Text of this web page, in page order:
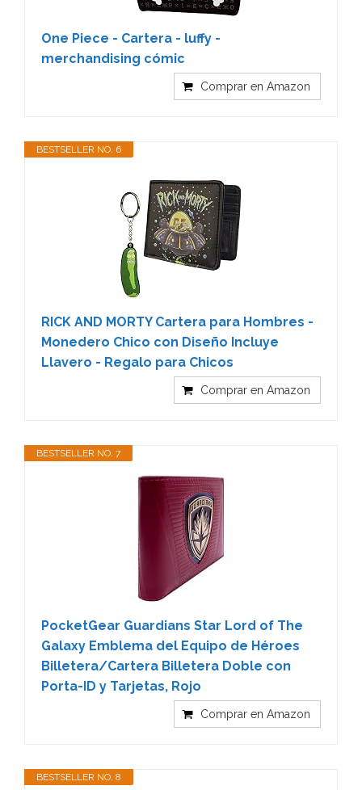
One Piece - Cartera - luffy -
merchandising cómic
Comprar en Amazon
BESTSELLER NO. 6
RICK AND MORTY Cartera para Hombres -
Monedero Chico con Diseño Incluye
Llavero - Regalo para Chicos
Comprar en Amazon
BESTSELLER NO. 7
PocketGear Guardians Star Lord of The
Galaxy Emblema del Equipo de Héroes
Billetera/Cartera Billetera Doble con
Porta-ID y Tarjetas, Rojo
Comprar en Amazon
BESTSELLER NO. 8